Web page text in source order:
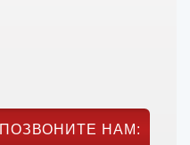
ПОЗВОНИТЕ НАМ: